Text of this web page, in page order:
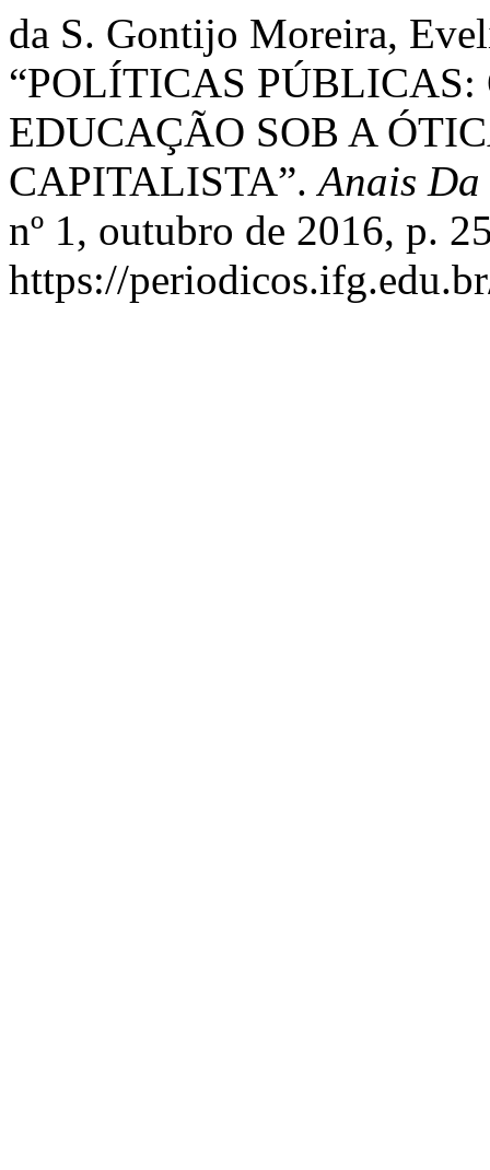
da S. Gontijo Moreira,
“POLÍTICAS
EDUCAÇÃO SOB A
CAPITALISTA”.Anais Da
nº 1, outubro de 2016, p.
https://